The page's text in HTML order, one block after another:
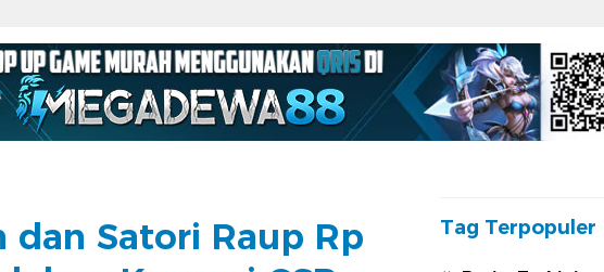
dan Satori Raup Rp
Tag Terpopuler